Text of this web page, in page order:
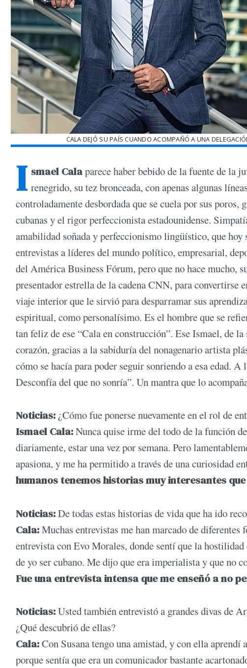
CALA DEJÓ SU PAÍS CUANDO ACOMPAÑÓ A UNA
I smael Calaparece haber bebido de la fuente de la
renegrido, su tez bronceada, con apenas algunas
controladamente desbordada que se cuela por sus
cubanas y el rigor perfeccionista estadounidense.
amabilidad soñada y perfeccionismo lingüístico, que hoy
entrevistas a líderes del mundo político, empresarial,
del América Business Fórum, pero que no hace mucho,
presentador estrella de la cadena CNN, para convertirse
viaje interior que le sirvió para desparramar sus
espiritual, como personalísimo. Es el hombre que se
tan feliz de ese “Cala en construcción”. Ese Ismael, de
corazón, gracias a la sabiduría del nonagenario artista
cómo se hacía para poder seguir sonriendo a esa edad.
Desconfía del que no sonría”. Un mantra que lo
Noticias: ¿Cómo fue ponerse nuevamente en el rol de
Ismael Cala:Nunca quise irme del todo de la función
diariamente, estar una vez por semana. Pero
apasiona, y me ha permitido a través de una curiosidad
humanos tenemos historias muy interesantes
Noticias:De todas estas historias de vida que ha ido
Cala:Muchas entrevistas me han marcado de
entrevista con Evo Morales, donde sentí que la
de yo ser cubano. Me dijo que era imperialista y que no
Fue una entrevista intensa que me enseñó a no
Noticias:Usted también entrevistó a grandes divas de
¿Qué descubrió de ellas?
Cala:Con Susana tengo una amistad, y con ella
porque sentía que era un comunicador bastante